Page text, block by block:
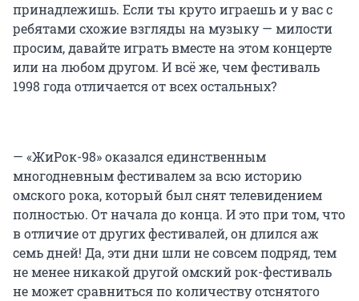
принадлежишь. Если ты круто играешь и у вас с
ребятами схожие взгляды на музыку — милости
просим, давайте играть вместе на этом концерте
или на любом другом. И всё же, чем фестиваль
1998 года отличается от всех остальных?
— «ЖиРок-98» оказался единственным
многодневным фестивалем за всю историю
омского рока, который был снят телевидением
полностью. От начала до конца. И это при том, что
в отличие от других фестивалей, он длился аж
семь дней! Да, эти дни шли не совсем подряд, тем
не менее никакой другой омский рок-фестиваль
не может сравниться по количеству отснятого